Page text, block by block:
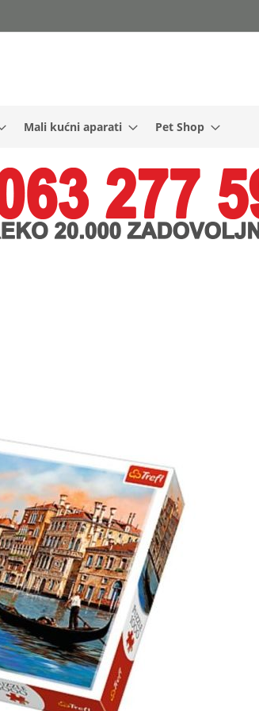
Mali kućni aparati Pet Shop